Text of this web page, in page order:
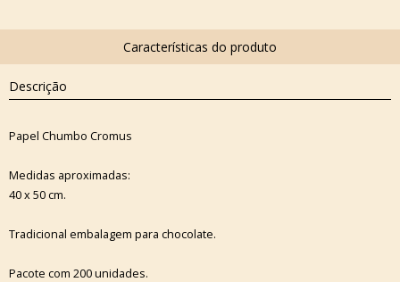
Descrição
Papel Chumbo Cromus
Medidas aproximadas:
40 x 50 cm.
Tradicional embalagem para chocolate.
Pacote com 200 unidades.